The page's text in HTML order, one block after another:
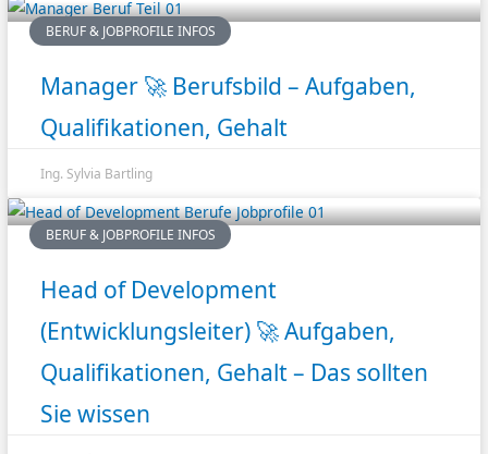
BERUF & JOBPROFILE INFOS
Manager 🚀 Berufsbild – Aufgaben,
Qualifikationen, Gehalt
Ing. Sylvia Bartling
BERUF & JOBPROFILE INFOS
Head of Development
(Entwicklungsleiter) 🚀 Aufgaben,
Qualifikationen, Gehalt – Das sollten
Sie wissen